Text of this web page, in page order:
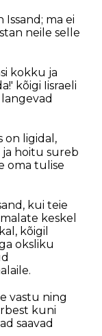
ma ei
neile selle
kokku ja
kõigi Iisraeli
on ligidal,
ja hoitu sureb
oma tulise
kui teie
keskel
kõigil
oksliku
vastu ning
kuni
saavad